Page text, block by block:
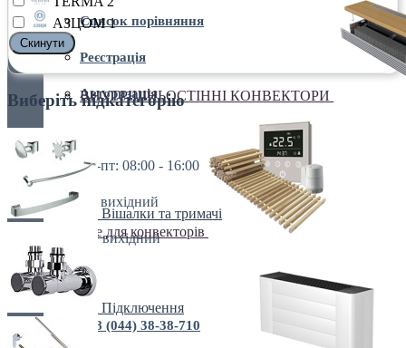
Список порівняння
Реєстрація
Авторизація
пн-пт: 08:00 - 16:00
сб: вихідний
нд: вихідний
+38 (044) 38-38-710
+38 (044) 38-38-710
ВНУТРІШНЬОСТІННІ КОНВЕКТОРИ
Все для конвекторів
АЗЦОМ 1
Cкинути
Виберіть підкатегорію
Вішалки та тримачі
Підключення